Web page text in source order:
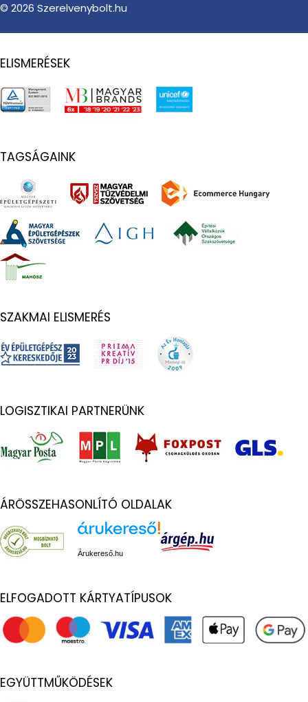
© 2026 Szerelvenybolt.hu
ELISMERÉSEK
TAGSÁGAINK
SZAKMAI ELISMERÉS
LOGISZTIKAI PARTNERÜNK
ÁRÖSSZEHASONLÍTÓ OLDALAK
Árukereső.hu
ELFOGADOTT KÁRTYATÍPUSOK
EGYÜTTMŰKÖDÉSEK